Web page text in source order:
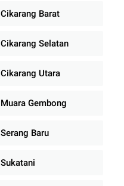
Cikarang Barat
Cikarang Selatan
Cikarang Utara
Muara Gembong
Serang Baru
Sukatani